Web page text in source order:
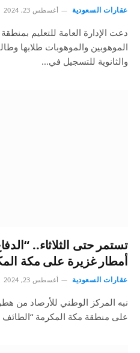
عقارات السعودية أغسطس 23, 2024
دعت الإدارة العامة للتعليم
الموهوبين والموهوبات طلابها
والثانوية للتسجيل في…
تستمر حتى الثلاثاء..
أمطار غزيرة على مكة
عقارات السعودية أغسطس 23, 2024
نبه المركز الوطني للأرصاد من
على منطقة مكة المكرمة